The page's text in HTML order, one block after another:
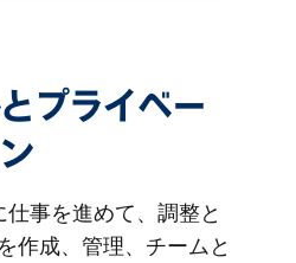
プライベー
事を進めて、調整と
作成、管理、チームと